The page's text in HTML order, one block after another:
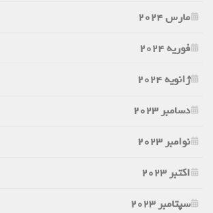
مارس 2024
فوریه 2024
ژانویه 2024
دسامبر 2023
نوامبر 2023
اکتبر 2023
سپتامبر 2023